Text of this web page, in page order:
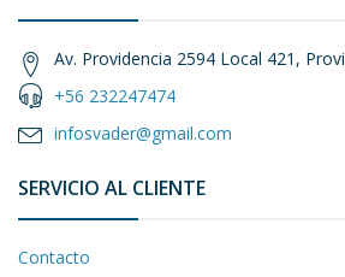
Av. Providencia 2594 Local 421,
+56 232247474
infosvader@gmail.com
SERVICIO AL CLIENTE
Contacto